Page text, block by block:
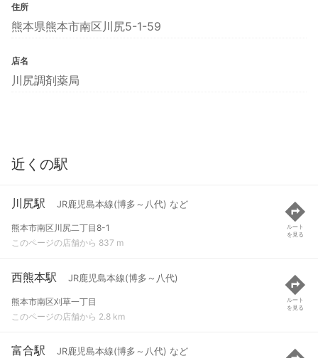
住所
熊本県熊本市南区川尻5-1-59
店名
川尻調剤薬局
近くの駅
川尻駅 JR鹿児島本線(博多～八代) など
熊本市南区川尻二丁目8-1
このページの店舗から 837 m
ルート
を見る
西熊本駅 JR鹿児島本線(博多～八代)
熊本市南区刈草一丁目
このページの店舗から 2.8 km
ルート
を見る
富合駅 JR鹿児島本線(博多～八代) など